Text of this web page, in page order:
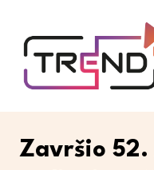
Završio 52.